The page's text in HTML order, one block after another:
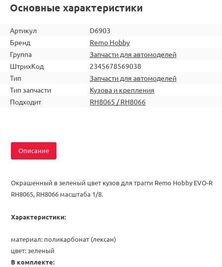
Основные характеристики
Артикул
D6903
Бренд
Remo Hobby
Группа
Запчасти для автомоделей
ШтрихКод
2345678569038
Тип
Запчасти для автомоделей
Тип запчасти
Кузова и крепления
Подходит
RH8065 / RH8066
Описание
Окрашенный в зеленый цвет кузов для трагги Remo Hobby EVO-R
RH8065, RH8066 масштаба 1/8.
Характеристики:
материал: поликарбонат (лексан)
цвет: зеленый
В комплекте: